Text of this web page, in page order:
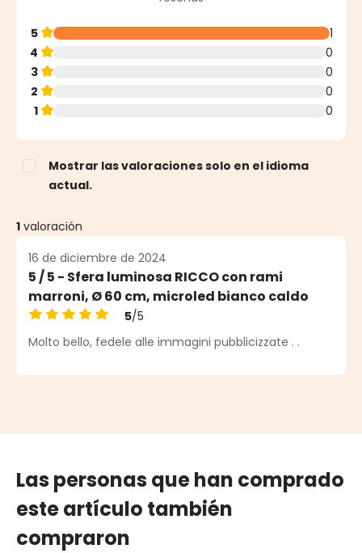
5
1
4
0
3
0
2
0
1
0
Mostrar las valoraciones solo en el idioma
actual.
1 valoración
16 de diciembre de 2024
5 / 5 - Sfera luminosa RICCO con rami
marroni, Ø 60 cm, microled bianco caldo
Calificación promedio de 5 de 5 estrellas
5/5
Molto bello, fedele alle immagini pubblicizzate . .
Las personas que han comprado
este artículo también
compraron